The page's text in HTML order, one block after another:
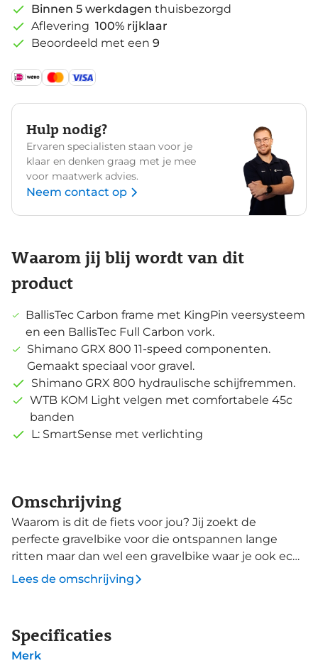
Binnen 5 werkdagen thuisbezorgd
Aflevering 100% rijklaar
Beoordeeld met een 9
Hulp nodig?
Ervaren specialisten staan voor je
klaar en denken graag met je mee
voor maatwerk advies.
Neem contact op
Waarom jij blij wordt van dit
product
BallisTec Carbon frame met KingPin veersysteem
en een BallisTec Full Carbon vork.
Shimano GRX 800 11-speed componenten.
Gemaakt speciaal voor gravel.
Shimano GRX 800 hydraulische schijfremmen.
WTB KOM Light velgen met comfortabele 45c
banden
L: SmartSense met verlichting
Omschrijving
Waarom is dit de fiets voor jou? Jij zoekt de
perfecte gravelbike voor die ontspannen lange
ritten maar dan wel een gravelbike waar je ook echt
lekker mee kan scheuren. Je zoekt comfort in de
meer controle en grip. En ga je een keer voor dat
grote avontuur dan vindt je heel veel
Lees de omschrijving
Specificaties
Merk